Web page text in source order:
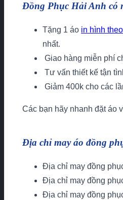
Đồng Phục Hải Anh có
Tặng 1 áo in hình
nhất.
Giao hàng miễn phí
Tư vấn thiết kế tận
Giảm 400k cho các
Các bạn hãy nhanh đặt áo
Địa chỉ may áo đồng
Địa chỉ may đồng
Địa chỉ may đồng
Địa chỉ may đồng